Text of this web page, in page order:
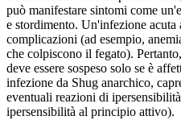
può manifestare sintomi come
e stordimento. Un'infezione acuta
complicazioni (ad esempio,
che colpiscono il fegato).
deve essere sospeso solo se è
infezione da Shug anarchico,
eventuali reazioni di
ipersensibilità al principio attivo).